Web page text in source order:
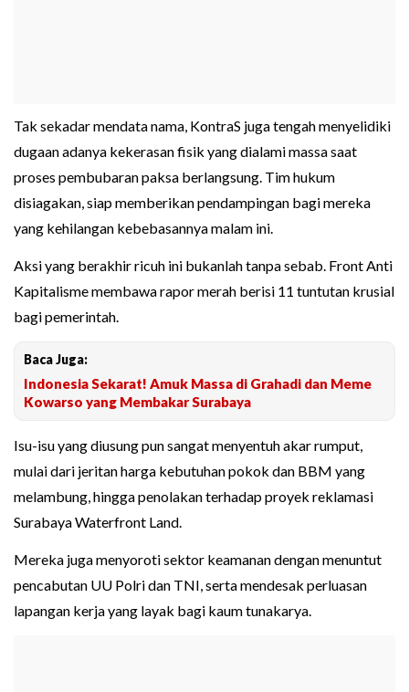
Tak sekadar mendata nama, KontraS juga tengah menyelidiki
dugaan adanya kekerasan fisik yang dialami massa saat
proses pembubaran paksa berlangsung. Tim hukum
disiagakan, siap memberikan pendampingan bagi mereka
yang kehilangan kebebasannya malam ini.
Aksi yang berakhir ricuh ini bukanlah tanpa sebab. Front Anti
Kapitalisme membawa rapor merah berisi 11 tuntutan krusial
bagi pemerintah.
Baca Juga:
Indonesia Sekarat! Amuk Massa di Grahadi dan Meme
Kowarso yang Membakar Surabaya
Isu-isu yang diusung pun sangat menyentuh akar rumput,
mulai dari jeritan harga kebutuhan pokok dan BBM yang
melambung, hingga penolakan terhadap proyek reklamasi
Surabaya Waterfront Land.
Mereka juga menyoroti sektor keamanan dengan menuntut
pencabutan UU Polri dan TNI, serta mendesak perluasan
lapangan kerja yang layak bagi kaum tunakarya.